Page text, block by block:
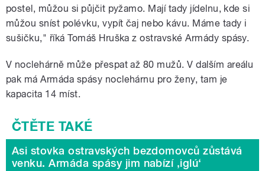
postel, můžou si půjčit pyžamo. Mají tady jídelnu, kde si
můžou sníst polévku, vypít čaj nebo kávu. Máme tady i
sušičku," říká Tomáš Hruška z ostravské Armády spásy.
V noclehárně může přespat až 80 mužů. V dalším areálu
pak má Armáda spásy noclehárnu pro ženy, tam je
kapacita 14 míst.
Asi stovka ostravských bezdomovců zůstává
venku. Armáda spásy jim nabízí ‚iglú‘